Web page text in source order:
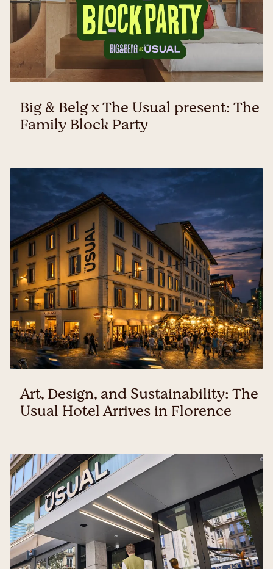
Big & Belg x The Usual present: The
Family Block Party
Art, Design, and Sustainability: The
Usual Hotel Arrives in Florence